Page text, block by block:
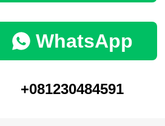
WhatsApp
+081230484591